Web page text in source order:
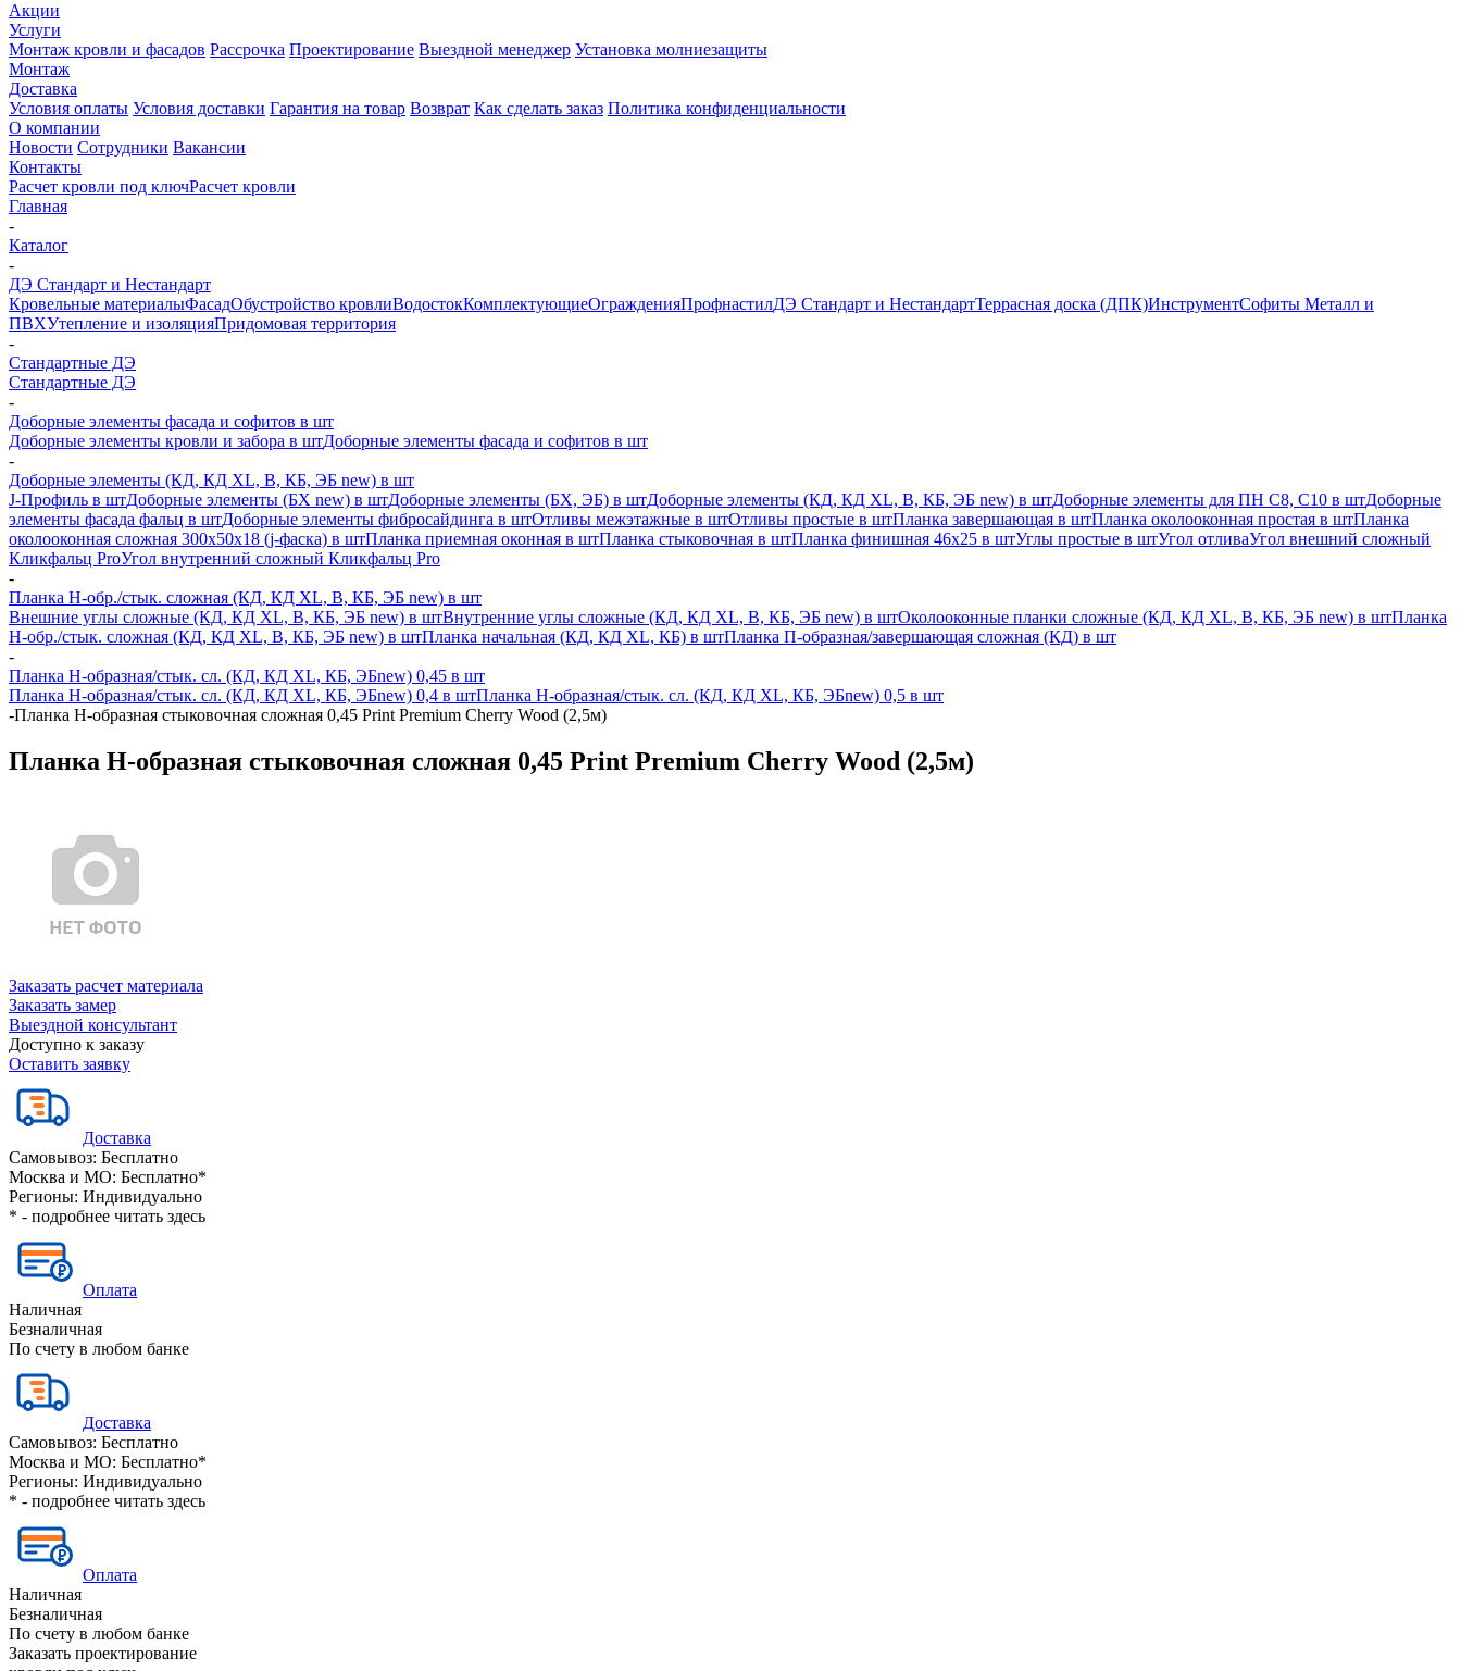
Акции
Услуги
Монтаж кровли и фасадов Рассрочка Проектирование Выездной менеджер Установка молниезащиты
Монтаж
Доставка
Условия оплаты Условия доставки Гарантия на товар Возврат Как сделать заказ Политика конфиденциальности
О компании
Новости Сотрудники Вакансии
Контакты
Расчет кровли под ключРасчет кровли
Главная
-
Каталог
-
ДЭ Стандарт и Нестандарт
Кровельные материалыФасадОбустройство кровлиВодостокКомплектующиеОгражденияПрофнастилДЭ Стандарт и НестандартТеррасная доска (ДПК)ИнструментСофиты Металл и
ПВХУтепление и изоляцияПридомовая территория
-
Стандартные ДЭ
Стандартные ДЭ
-
Доборные элементы фасада и софитов в шт
Доборные элементы кровли и забора в штДоборные элементы фасада и софитов в шт
-
Доборные элементы (КД, КД XL, В, КБ, ЭБ new) в шт
J-Профиль в штДоборные элементы (БХ new) в штДоборные элементы (БХ, ЭБ) в штДоборные элементы (КД, КД XL, В, КБ, ЭБ new) в штДоборные элементы для ПН С8, С10 в штДоборные
элементы фасада фальц в штДоборные элементы фибросайдинга в штОтливы межэтажные в штОтливы простые в штПланка завершающая в штПланка околооконная простая в штПланка
околооконная сложная 300х50х18 (j-фаска) в штПланка приемная оконная в штПланка стыковочная в штПланка финишная 46х25 в штУглы простые в штУгол отливаУгол внешний сложный
Кликфальц ProУгол внутренний сложный Кликфальц Pro
-
Планка H-обр./стык. сложная (КД, КД XL, В, КБ, ЭБ new) в шт
Внешние углы сложные (КД, КД XL, В, КБ, ЭБ new) в штВнутренние углы сложные (КД, КД XL, В, КБ, ЭБ new) в штОколооконные планки сложные (КД, КД XL, В, КБ, ЭБ new) в штПланка
H-обр./стык. сложная (КД, КД XL, В, КБ, ЭБ new) в штПланка начальная (КД, КД XL, КБ) в штПланка П-образная/завершающая сложная (КД) в шт
-
Планка H-образная/стык. сл. (КД, КД XL, КБ, ЭБnew) 0,45 в шт
Планка H-образная/стык. сл. (КД, КД XL, КБ, ЭБnew) 0,4 в штПланка H-образная/стык. сл. (КД, КД XL, КБ, ЭБnew) 0,5 в шт
-Планка Н-образная стыковочная сложная 0,45 Print Premium Cherry Wood (2,5м)
Планка Н-образная стыковочная сложная 0,45 Print Premium Cherry Wood (2,5м)
Заказать расчет материала
Заказать замер
Выездной консультант
Доступно к заказу
Оставить заявку
Доставка
Самовывоз: Бесплатно
Москва и МО: Бесплатно*
Регионы: Индивидуально
* - подробнее читать здесь
Оплата
Наличная
Безналичная
По счету в любом банке
Доставка
Самовывоз: Бесплатно
Москва и МО: Бесплатно*
Регионы: Индивидуально
* - подробнее читать здесь
Оплата
Наличная
Безналичная
По счету в любом банке
Заказать проектирование